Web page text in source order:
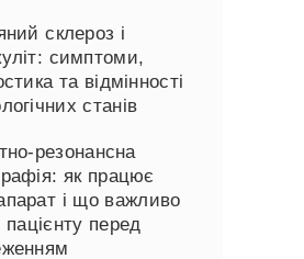
склероз і
симптоми,
та відмінності
станів
резонансна
як працює
і що важливо
пацієнту перед